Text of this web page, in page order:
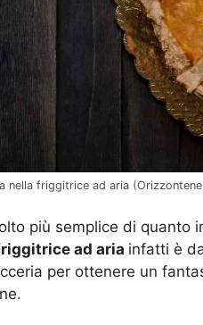
nella friggitrice ad aria
più semplice di quanto
ad aria infatti è
per ottenere un